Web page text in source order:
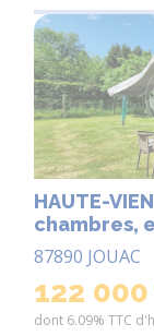
HAUTE-
chambres,
présentée
de village.
87890 JOUAC
122 000
dont 6.09% TTC